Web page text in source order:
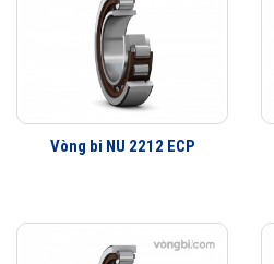
Vòng bi NU 2212 ECP